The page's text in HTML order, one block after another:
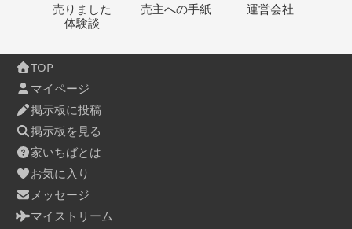
売りました
体験談
売主への手紙 運営会社
TOP
マイページ
掲示板に投稿
掲示板を見る
家いちばとは
お気に入り
メッセージ
マイストリーム